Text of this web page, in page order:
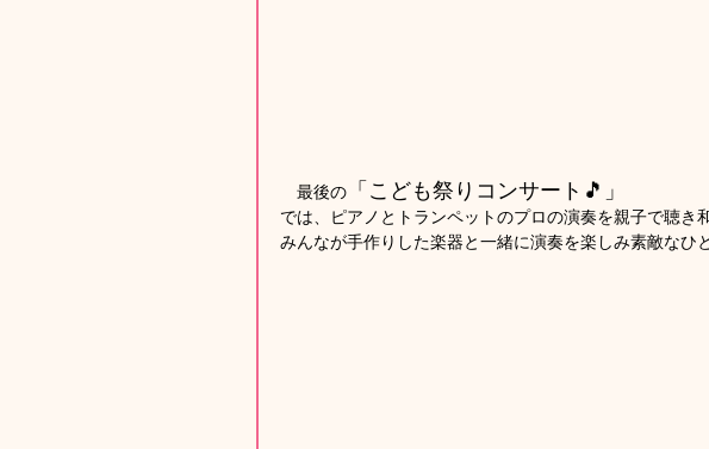
最後の 「こども祭りコンサート🎵」
では、ピアノとトランペットのプロの演奏を親子で聴き
みんなが手作りした楽器と一緒に演奏を楽しみ素敵なひ